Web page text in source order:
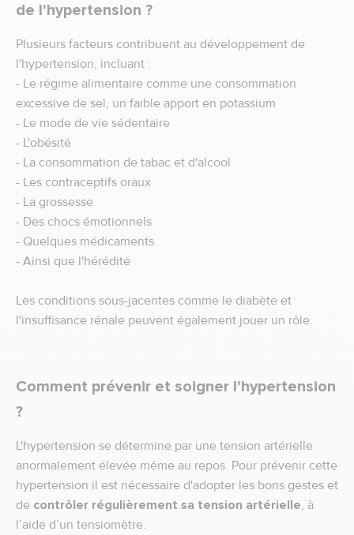
de l'hypertension ?
Plusieurs facteurs contribuent au développement de
l'hypertension, incluant :
- Le régime alimentaire comme une consommation
excessive de sel, un faible apport en potassium
- Le mode de vie sédentaire
- L'obésité
- La consommation de tabac et d'alcool
- Les contraceptifs oraux
- La grossesse
- Des chocs émotionnels
- Quelques médicaments
- Ainsi que l'hérédité
Les conditions sous-jacentes comme le diabète et
l'insuffisance rénale peuvent également jouer un rôle.
Comment prévenir et soigner l'hypertension
?
L'hypertension se détermine par une tension artérielle
anormalement élevée même au repos. Pour prévenir cette
hypertension il est nécessaire d'adopter les bons gestes et
de contrôler régulièrement sa tension artérielle, à
l’aide d’un tensiomètre.